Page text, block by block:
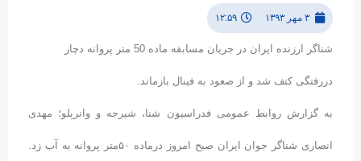
۳ مهر ۱۳۹۳ ۱۲:۵۹
شناگر ارزنده ایران در جریان مسابقه ماده 50 متر پروانه دچار
دررفتگی کتف شد و از صعود به فینال بازماند.
به گزارش روابط عمومی فدراسیون شنا، شیرجه و وانرپلو؛ مهدی
انصاری شناگر جوان ایران صبح امروز درماده ۵۰متر پروانه به آب زد.